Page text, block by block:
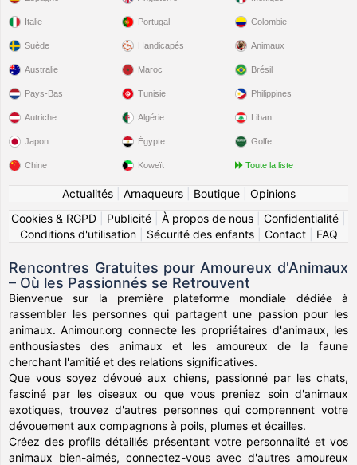
Italie
Suède
Portugal
Handicapés
Colombie
Animaux
Australie
Pays-Bas
Autriche
Japon
Chine
Maroc
Tunisie
Algérie
Égypte
Koweït
Brésil
Philippines
Liban
Golfe
Toute la liste
Actualités| Arnaqueurs| Boutique| Opinions
Cookies & RGPD
Publicité À propos de nous Confidentialité
Conditions d'utilisation| Sécurité des enfants| Contact| FAQ
Rencontres Gratuites pour Amoureux d'Animaux
– Où les Passionnés se Retrouvent
Bienvenue sur la première plateforme mondiale dédiée à
rassembler les personnes qui partagent une passion pour les
animaux. Animour.org connecte les propriétaires d'animaux, les
enthousiastes des animaux et les amoureux de la faune
cherchant l'amitié et des relations significatives.
Que vous soyez dévoué aux chiens, passionné par les chats,
fasciné par les oiseaux ou que vous preniez soin d'animaux
exotiques, trouvez d'autres personnes qui comprennent votre
dévouement aux compagnons à poils, plumes et écailles.
Créez des profils détaillés présentant votre personnalité et vos
animaux bien-aimés, connectez-vous avec d'autres amoureux